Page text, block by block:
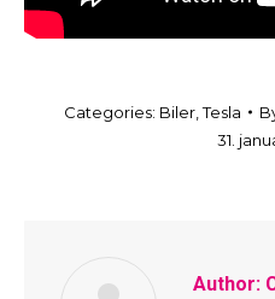
Categories: Biler ,Tesla
31.
Author: